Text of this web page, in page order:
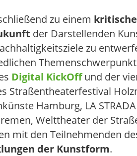
zu einem
der Darstellenden
zu
Digital KickOffund der
Straßentheaterfestival
Hamburg, LA
Welttheater der
mit den Teilnehmenden
der Kunstform.